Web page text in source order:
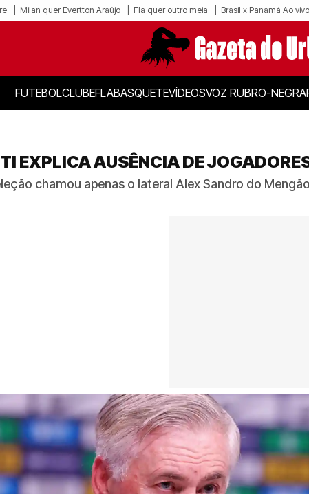
Milan quer Evertton Araújo Fla quer outro meia Brasil x Panamá Ao
FUTEBOLCLUBEFLABASQUETEVÍDEOSVOZ RUBRO-NEGRA
EXPLICA AUSÊNCIA DE
chamou apenas o lateral Alex Sandro do